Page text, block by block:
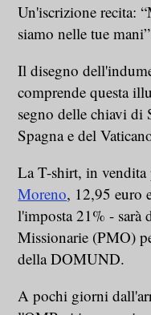
Un'iscrizione recita:
siamo nelle tue
Il disegno
comprende questa
segno delle chiavi di
Spagna e del
La T-shirt, in vendita
Moreno, 12,95 euro
l'imposta 21% - sarà
Missionarie (PMO)
della DOMUND.
A pochi giorni